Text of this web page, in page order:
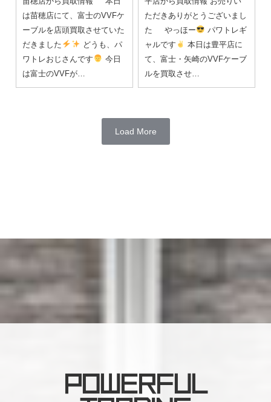
は苗穂店にて、富士のVVFケ
ーブルを店頭買取させていた
だきました
どうも、パ
ワトレおじさんです
今日
は富士のVVFが…
ただきありがとうございまし
た やっほー
パワトレギ
ャルです
本日は豊平店に
て、富士・矢崎のVVFケーブ
ルを買取させ…
Load More
POWERFUL